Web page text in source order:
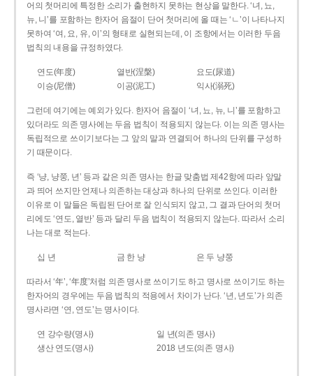
어의 첫머리에 특정한 소리가 출현하지 못하는 현상을 말한다. ‘녀, 뇨,
뉴, 니’를 포함하는 한자어 음절이 단어 첫머리에 올 때는 ‘ㄴ’이 나타나지
못하여 ‘여, 요, 유, 이’의 형태로 실현되는데, 이 조항에서는 이러한 두음
법칙의 내용을 규정하였다.
연도(年度) 열반(涅槃)
요도(尿道)
이승(尼僧)
이공(泥工) 익사(溺死)
그런데 여기에는 예외가 있다. 한자어 음절이 ‘녀, 뇨, 뉴, 니’를 포함하고
있더라도 의존 명사에는 두음 법칙이 적용되지 않는다. 이는 의존 명사는
독립적으로 쓰이기보다는 그 앞의 말과 연결되어 하나의 단위를 구성하
기 때문이다.
즉 ‘냥, 냥쭝, 년’ 등과 같은 의존 명사는 한글 맞춤법 제42항에 따라 앞말
과 띄어 쓰지만 언제나 의존하는 대상과 하나의 단위로 쓰인다. 이러한
이유로 이 말들은 독립된 단어로 잘 인식되지 않고, 그 결과 단어의 첫머
리에도 ‘연도, 열반’ 등과 달리 두음 법칙이 적용되지 않는다. 따라서 소리
나는 대로 적는다.
십 년 금 한 냥 은 두 냥쭝
따라서 ‘年’, ‘年度’처럼 의존 명사로 쓰이기도 하고 명사로 쓰이기도 하는
한자어의 경우에는 두음 법칙의 적용에서 차이가 난다. ‘년, 년도’가 의존
명사라면 ‘연, 연도’는 명사이다.
연 강수량(명사)
일 년(의존 명사)
생산 연도(명사)
2018 년도(의존 명사)